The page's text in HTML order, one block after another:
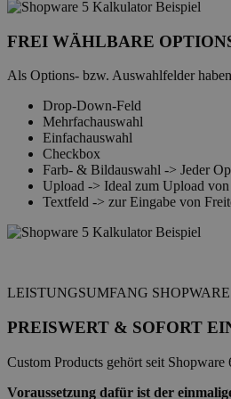
FREI WÄHLBARE
Als Options- bzw. Auswahlfelder
Drop-Down-Feld
Mehrfachauswahl
Einfachauswahl
Checkbox
Farb- & Bildauswahl -> Jeder
Upload -> Ideal zum Upload
Textfeld -> zur Eingabe von
LEISTUNGSUMFANG
PREISWERT & SOFORT
Custom Products gehört seit
Voraussetzung dafür ist der